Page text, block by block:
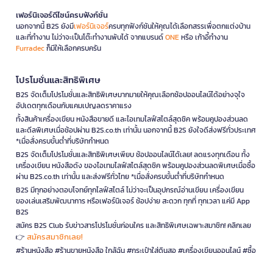
เฟอร์นิเจอร์ดีไซน์ครบฟังก์ชั่น
นอกจากนี้ B2S ยังมีเฟอร์นิเจอร์ครบทุกฟังก์ชันให้คุณได้เลือกสรรเพื่อตกแต่งบ้าน
และที่ทำงาน ไม่ว่าจะเป็นโต๊ะทำงานพับได้ จากแบรนด์ONEหรือ เก้าอี้ทำงาน
Furradecก็มีให้เลือกครบครัน
โปรโมชั่นและสิทธิพิเศษ
B2S จัดเต็มโปรโมชั่นและสิทธิพิเศษมากมายให้คุณเลือกช้อปออนไลน์ได้อย่างจุใจ
อัปเดตทุกเดือนกับแคมเปญลดราคาแรง
ทั้งสินค้าเครื่องเขียน หนังสือขายดี และไอเทมไลฟ์สไตล์สุดชิค พร้อมคูปองส่วนลด
และดีลพิเศษเมื่อช้อปผ่าน B2S.co.th เท่านั้น นอกจากนี้ B2S ยังใจดีส่งฟรีทั่วประเทศ
*เมื่อสั่งครบขั้นต่ำที่บริษัทกำหนด
B2S จัดเต็มโปรโมชั่นและสิทธิพิเศษเพียบ ช้อปออนไลน์ได้เลย! ลดแรงทุกเดือน ทั้ง
เครื่องเขียน หนังสือดัง ของไอเทมไลฟ์สไตล์สุดชิค พร้อมคูปองส่วนลดพิเศษเมื่อซื้อ
ผ่าน B2S.co.th เท่านั้น และส่งฟรีทั่วไทย *เมื่อสั่งครบขั้นต่ำที่บริษัทกำหนด
B2S มีทุกอย่างตอบโจทย์ทุกไลฟ์สไตล์ ไม่ว่าจะเป็นอุปกรณ์อ่านเขียน เครื่องเขียน
ของเล่นเสริมพัฒนาการ หรือเฟอร์นิเจอร์ ช้อปง่าย สะดวก ทุกที่ ทุกเวลา แค่มี App
B2S
สมัคร B2S Club รับข่าวสารโปรโมชั่นก่อนใคร และสิทธิพิเศษเฉพาะสมาชิก! คลิกเลย
👉 สมัครสมาชิกเลย!
#ร้านหนังสือ #ร้านขายหนังสือ ใกล้ฉัน #กระเป๋าใส่ดินสอ #เครื่องเขียนออนไลน์ #ซื้อ